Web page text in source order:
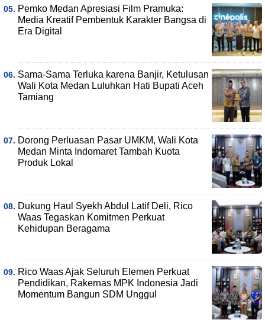
Pemko Medan Apresiasi Film Pramuka:
Media Kreatif Pembentuk Karakter Bangsa di
Era Digital
Sama-Sama Terluka karena Banjir, Ketulusan
Wali Kota Medan Luluhkan Hati Bupati Aceh
Tamiang
Dorong Perluasan Pasar UMKM, Wali Kota
Medan Minta Indomaret Tambah Kuota
Produk Lokal
Dukung Haul Syekh Abdul Latif Deli, Rico
Waas Tegaskan Komitmen Perkuat
Kehidupan Beragama
Rico Waas Ajak Seluruh Elemen Perkuat
Pendidikan, Rakernas MPK Indonesia Jadi
Momentum Bangun SDM Unggul